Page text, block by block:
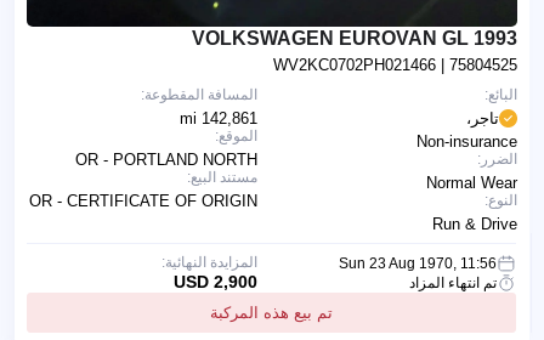
1993 VOLKSWAGEN EUROVAN GL
WV2KC0702PH021466 | 75804525
المسافة المقطوعة:
142,861 mi
الموقع:
OR - PORTLAND NORTH
مستند البيع:
OR - CERTIFICATE OF ORIGIN
البائع:
تاجر،
Non-insurance
الضرر:
Normal Wear
النوع:
Run & Drive
Sun 23 Aug 1970, 11:56
تم انتهاء المزاد
تم بيع هذه المركبة
المزايدة النهائية:
2,900 USD